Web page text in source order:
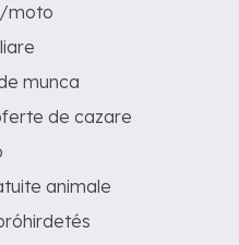
moto
munca
de cazare
animale